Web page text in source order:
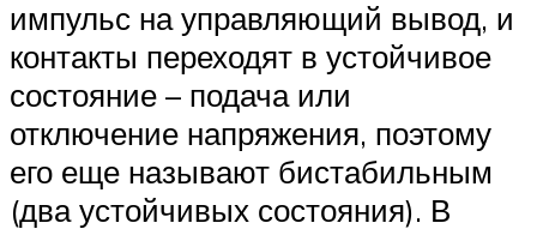
импульс на управляющий вывод, и
контакты переходят в устойчивое
состояние – подача или
отключение напряжения, поэтому
его еще называют бистабильным
(два устойчивых состояния). В